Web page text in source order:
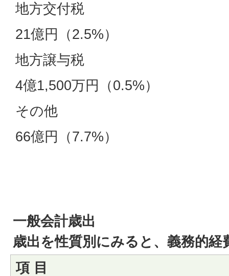
地方交付税
21億円（2.5%）
地方譲与税
4億1,500万円（0.5%）
その他
66億円（7.7%）
一般会計歳出
歳出を性質別にみると、義務的
項 目